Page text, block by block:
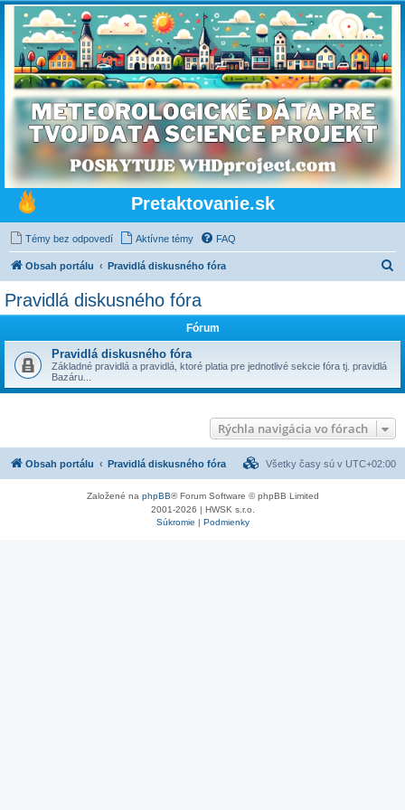
Pretaktovanie.sk
Témy bez odpovedí Aktívne témy FAQ
Obsah portálu Pravidlá diskusného fóra
Pravidlá diskusného fóra
Fórum
Pravidlá diskusného fóra
Základné pravidlá a pravidlá, ktoré platia pre jednotlivé sekcie fóra tj. pravidlá
Bazáru...
Rýchla navigácia vo fórach
Obsah portálu Pravidlá diskusného fóra Všetky časy sú v UTC+02:00
Založené na phpBB® Forum Software © phpBB Limited
2001-2026 | HWSK s.r.o.
Súkromie | Podmienky